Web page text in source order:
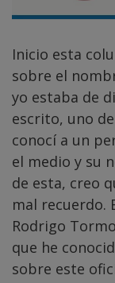
Inicio esta
sobre el
yo estaba de
escrito, uno
conocí a un
el medio y su
de esta, creo
mal recuerdo.
Rodrigo
que he
sobre este